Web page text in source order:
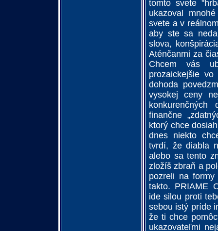
tomto svete
ukazoval
svete a v
aby ste sa
slova,
Aténčanmi za
Chcem vás
prozaickejšie
dohoda
vysokej ceny
finančne
ktorý chce
dnes niekto
tvrdí, že diabla
alebo sa tento
zložíš zbraň a
pozreli na
takto. PRIAME
ide silou proti
sebou istý príde
že ti chce
ukazovateľmi